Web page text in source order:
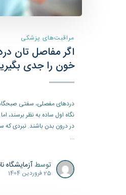
مراقبت‌های پزشکی
خون را جدی
دردهای مفصلی، سفتی
نگاه اول ساده به نظر برسند،
در درون بدن باشند. نبردی که
...
توسط آزمایشگاه
25 فروردین 1404